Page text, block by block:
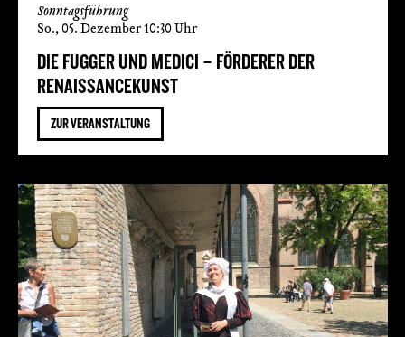
Sonntagsführung
DIE FUGGER UND MEDICI – FÖRDERER DER
RENAISSANCEKUNST
So., 05. Dezember 10:30 Uhr
ZUR VERANSTALTUNG